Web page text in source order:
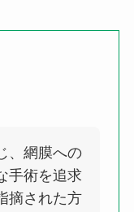
、網膜への
手術を追求
摘された方